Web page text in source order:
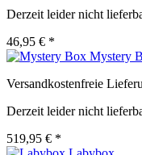
Derzeit leider nicht
46,95 € *
Mystery
Versandkostenfreie
Derzeit leider nicht
519,95 € *